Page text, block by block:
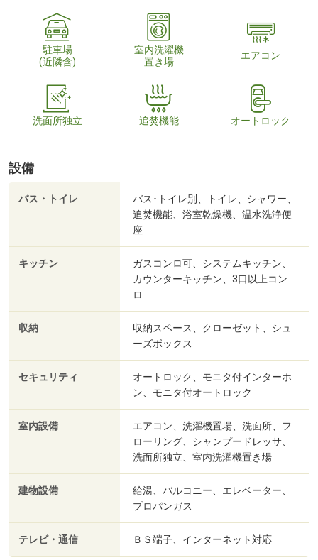
駐車場
(近隣含)
室内洗濯機
置き場
エアコン
洗面所独立 追焚機能 オートロック
設備
バス・トイレ
バス･トイレ別、トイレ、シャワー、
追焚機能、浴室乾燥機、温水洗浄便
座
キッチン
ガスコンロ可、システムキッチン、
カウンターキッチン、3口以上コン
ロ
収納
収納スペース、クローゼット、シュ
ーズボックス
セキュリティ
オートロック、モニタ付インターホ
ン、モニタ付オートロック
室内設備
エアコン、洗濯機置場、洗面所、フ
ローリング、シャンプードレッサ、
洗面所独立、室内洗濯機置き場
建物設備
給湯、バルコニー、エレベーター、
プロパンガス
テレビ・通信 ＢＳ端子、インターネット対応